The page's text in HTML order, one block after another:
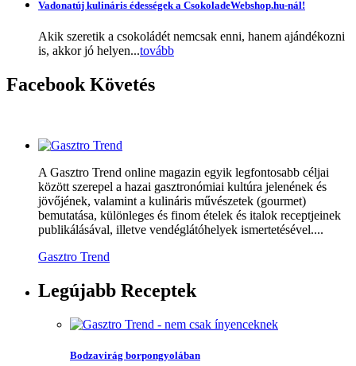
Vadonatúj kulináris édességek a CsokoladeWebshop.hu-nál!
Akik szeretik a csokoládét nemcsak enni, hanem ajándékozni
is, akkor jó helyen...tovább
Facebook Követés
A Gasztro Trend online magazin egyik legfontosabb céljai
között szerepel a hazai gasztronómiai kultúra jelenének és
jövőjének, valamint a kulináris művészetek (gourmet)
bemutatása, különleges és finom ételek és italok receptjeinek
publikálásával, illetve vendéglátóhelyek ismertetésével....
Gasztro Trend
Legújabb Receptek
Bodzavirág borpongyolában